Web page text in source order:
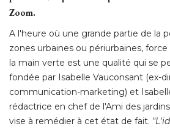
Zoom.
A l'heure où une grande partie de la
zones urbaines ou périurbaines,
la main verte est une qualité qui se
fondée par Isabelle Vauconsant (ex-
communication-marketing) et
rédactrice en chef de l'Ami des
vise à remédier à cet état de fait.